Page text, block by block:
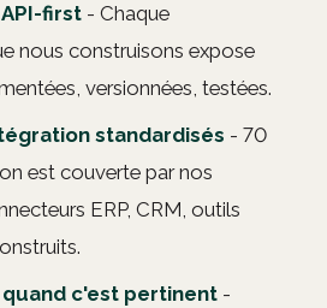
first - Chaque
nous construisons expose
versionnées, testées.
standardisés - 70
est couverte par nos
ERP, CRM, outils
c'est pertinent -